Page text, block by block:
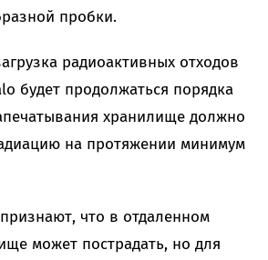
пробки.
радиоактивных отходов
будет продолжаться порядка
хранилище должно
на протяжении минимум
что в отдаленном
может пострадать, но для